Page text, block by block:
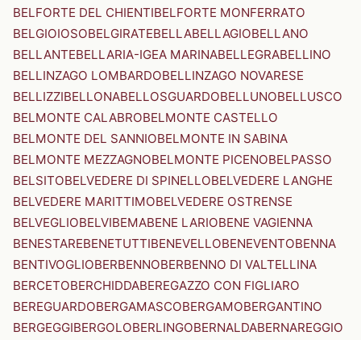
BELFORTE DEL CHIENTIBELFORTE MONFERRATO
BELGIOIOSOBELGIRATEBELLABELLAGIOBELLANO
BELLANTEBELLARIA-IGEA MARINABELLEGRABELLINO
BELLINZAGO LOMBARDOBELLINZAGO NOVARESE
BELLIZZIBELLONABELLOSGUARDOBELLUNOBELLUSCO
BELMONTE CALABROBELMONTE CASTELLO
BELMONTE DEL SANNIOBELMONTE IN SABINA
BELMONTE MEZZAGNOBELMONTE PICENOBELPASSO
BELSITOBELVEDERE DI SPINELLOBELVEDERE LANGHE
BELVEDERE MARITTIMOBELVEDERE OSTRENSE
BELVEGLIOBELVIBEMABENE LARIOBENE VAGIENNA
BENESTAREBENETUTTIBENEVELLOBENEVENTOBENNA
BENTIVOGLIOBERBENNOBERBENNO DI VALTELLINA
BERCETOBERCHIDDABEREGAZZO CON FIGLIARO
BEREGUARDOBERGAMASCOBERGAMOBERGANTINO
BERGEGGIBERGOLOBERLINGOBERNALDABERNAREGGIO